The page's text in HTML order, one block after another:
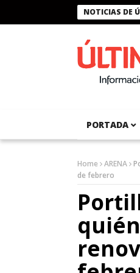
NOTICIAS DE
Presidente Bukele
PORTADA
Home ARENA
de febrero